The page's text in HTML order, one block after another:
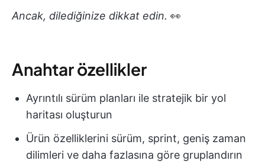
Ancak, dilediğinize dikkat edin. 👀
Anahtar özellikler
Ayrıntılı sürüm planları ile stratejik bir yol
haritası oluşturun
Ürün özelliklerini sürüm, sprint, geniş zaman
dilimleri ve daha fazlasına göre gruplandırın